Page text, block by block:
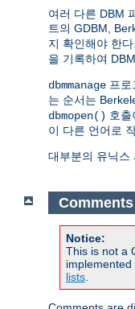
여러 다른 DBM
트의 GDBM,
지 확인해야 한다.
을 기록하여
dbmmanage 프
는 순서는
dbmopen() 호출
이 다른 언어로
대부분의 유닉스
Comments
Notice:
This is not a
lists.